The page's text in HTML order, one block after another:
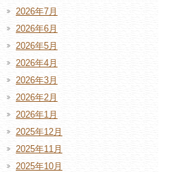
2026年7月
2026年6月
2026年5月
2026年4月
2026年3月
2026年2月
2026年1月
2025年12月
2025年11月
2025年10月